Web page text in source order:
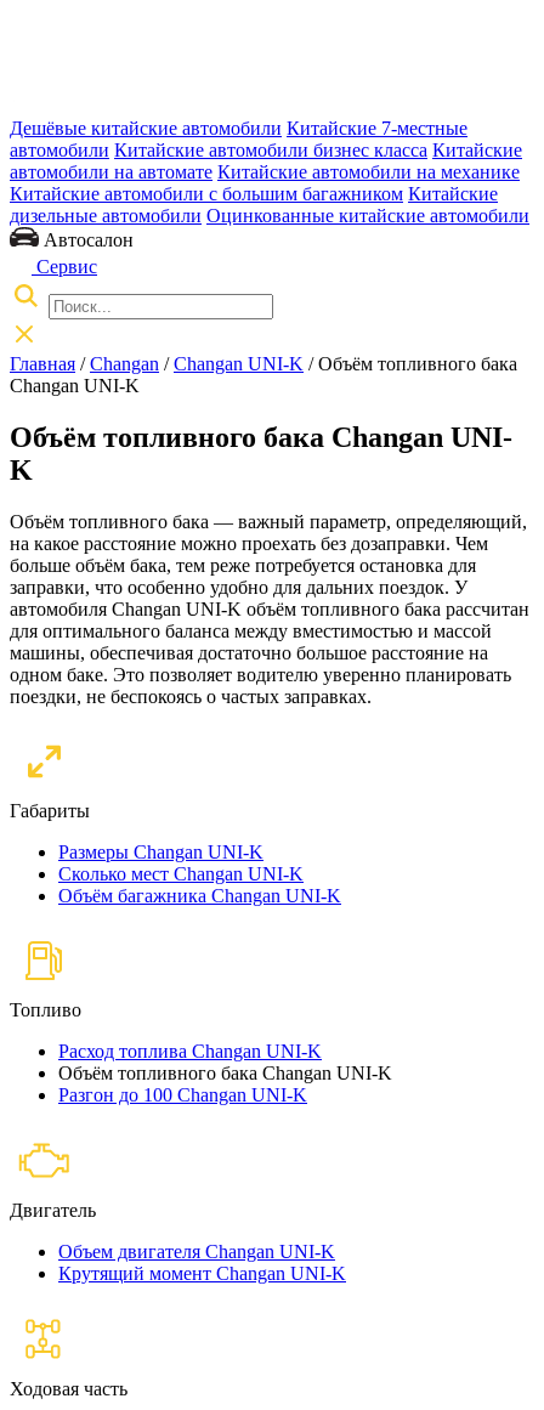
Дешёвые китайские автомобили Китайские 7-местные
автомобили Китайские автомобили бизнес класса Китайские
автомобили на автомате Китайские автомобили на механике
Китайские автомобили с большим багажником Китайские
дизельные автомобили Оцинкованные китайские автомобили
Автосалон
Сервис
Главная /Changan /Changan UNI-K / Объём топливного бака
Changan UNI-K
Объём топливного бака Changan UNI-
K
Объём топливного бака — важный параметр, определяющий,
на какое расстояние можно проехать без дозаправки. Чем
больше объём бака, тем реже потребуется остановка для
заправки, что особенно удобно для дальних поездок. У
автомобиля Changan UNI-K объём топливного бака рассчитан
для оптимального баланса между вместимостью и массой
машины, обеспечивая достаточно большое расстояние на
одном баке. Это позволяет водителю уверенно планировать
поездки, не беспокоясь о частых заправках.
Габариты
Размеры Changan UNI-K
Сколько мест Changan UNI-K
Объём багажника Changan UNI-K
Топливо
Расход топлива Changan UNI-K
Объём топливного бака Changan UNI-K
Разгон до 100 Changan UNI-K
Двигатель
Объем двигателя Changan UNI-K
Крутящий момент Changan UNI-K
Ходовая часть